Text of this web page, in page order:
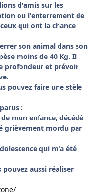
d'amis sur les
ou l'enterrement de
qui ont la chance
son animal dans son
moins de 40 Kg. Il
profondeur et prévoir
pouvez faire une stèle
:
mon enfance; décédé
grièvement mordu par
qui m'a été
pouvez aussi réaliser